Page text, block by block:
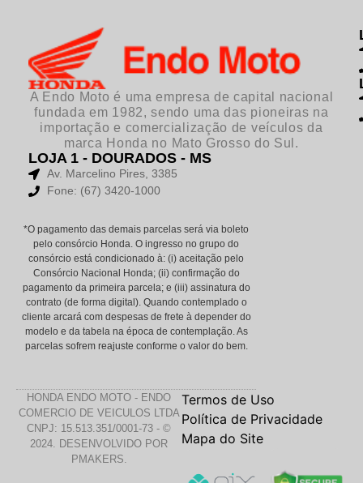
A Endo Moto é uma empresa de capital nacional
fundada em 1982, sendo uma das pioneiras na
importação e comercialização de veículos da
marca Honda no Mato Grosso do Sul.
LOJA 1 - DOURADOS - MS
Av. Marcelino Pires, 3385
Fone: (67) 3420-1000
*O pagamento das demais parcelas será via boleto
pelo consórcio Honda. O ingresso no grupo do
consórcio está condicionado à: (i) aceitação pelo
Consórcio Nacional Honda; (ii) confirmação do
pagamento da primeira parcela; e (iii) assinatura do
contrato (de forma digital). Quando contemplado o
cliente arcará com despesas de frete à depender do
modelo e da tabela na época de contemplação. As
parcelas sofrem reajuste conforme o valor do bem.
HONDA ENDO MOTO - ENDO
COMERCIO DE VEICULOS LTDA
CNPJ: 15.513.351/0001-73 - ©
2024. DESENVOLVIDO POR
PMAKERS.
Termos de Uso
Política de Privacidade
Mapa do Site